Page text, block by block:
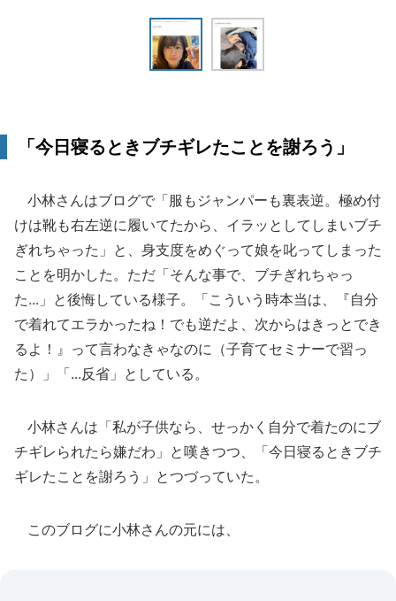
「今日寝るときブチギレたことを謝ろう」
小林さんはブログで「服もジャンパーも裏表逆。極め付
けは靴も右左逆に履いてたから、イラッとしてしまいブチ
ぎれちゃった」と、身支度をめぐって娘を叱ってしまった
ことを明かした。ただ「そんな事で、ブチぎれちゃっ
た...」と後悔している様子。「こういう時本当は、『自分
で着れてエラかったね！でも逆だよ、次からはきっとでき
るよ！』って言わなきゃなのに（子育てセミナーで習っ
た）」「...反省」としている。
小林さんは「私が子供なら、せっかく自分で着たのにブ
チギレられたら嫌だわ」と嘆きつつ、「今日寝るときブチ
ギレたことを謝ろう」とつづっていた。
このブログに小林さんの元には、